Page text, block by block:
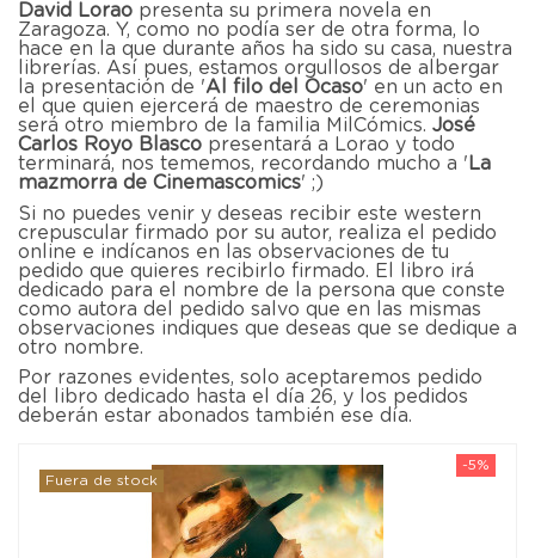
David Lorao presenta su primera novela en
Zaragoza. Y, como no podía ser de otra forma, lo
hace en la que durante años ha sido su casa, nuestra
librerías. Así pues, estamos orgullosos de albergar
la presentación de 'Al filo del Ocaso' en un acto en
el que quien ejercerá de maestro de ceremonias
será otro miembro de la familia MilCómics. José
Carlos Royo Blasco presentará a Lorao y todo
terminará, nos tememos, recordando mucho a ' La
mazmorra de Cinemascomics' ;)
Si no puedes venir y deseas recibir este western
crepuscular firmado por su autor, realiza el pedido
online e indícanos en las observaciones de tu
pedido que quieres recibirlo firmado. El libro irá
dedicado para el nombre de la persona que conste
como autora del pedido salvo que en las mismas
observaciones indiques que deseas que se dedique a
otro nombre.
Por razones evidentes, solo aceptaremos pedido
del libro dedicado hasta el día 26, y los pedidos
deberán estar abonados también ese día.
-5%
Fuera de stock